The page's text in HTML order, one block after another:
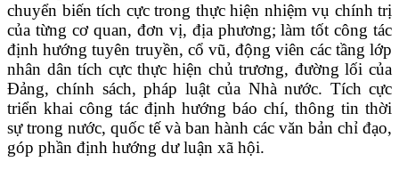
chuyển biến tích cực trong thực hiện nhiệm vụ chính trị
của từng cơ quan, đơn vị, địa phương; làm tốt công tác
định hướng tuyên truyền, cổ vũ, động viên các tầng lớp
nhân dân tích cực thực hiện chủ trương, đường lối của
Đảng, chính sách, pháp luật của Nhà nước. Tích cực
triển khai công tác định hướng báo chí, thông tin thời
sự trong nước, quốc tế và ban hành các văn bản chỉ đạo,
góp phần định hướng dư luận xã hội.